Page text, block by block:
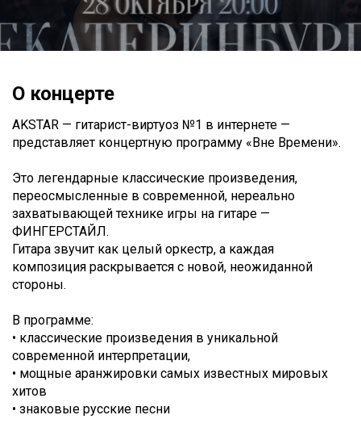
О концерте
AKSTAR — гитарист-виртуоз №1 в интернете —
представляет концертную программу «Вне Времени».
Это легендарные классические произведения,
переосмысленные в современной, нереально
захватывающей технике игры на гитаре —
ФИНГЕРСТАЙЛ.
Гитара звучит как целый оркестр, а каждая
композиция раскрывается с новой, неожиданной
стороны.
В программе:
• классические произведения в уникальной
современной интерпретации,
• мощные аранжировки самых известных мировых
хитов
• знаковые русские песни